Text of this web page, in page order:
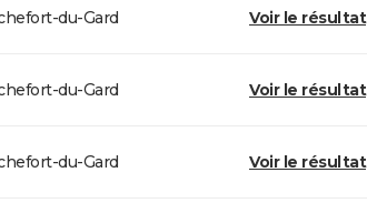
du-Gard Voir le résultat
du-Gard Voir le résultat
du-Gard Voir le résultat